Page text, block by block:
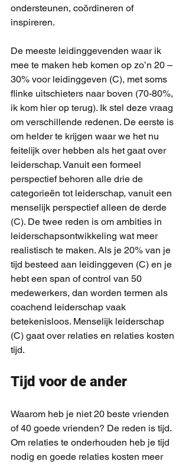
ondersteunen, coördineren of
inspireren.
De meeste leidinggevenden waar ik
mee te maken heb komen op zo’n 20 –
30% voor leidinggeven (C), met soms
flinke uitschieters naar boven (70-80%,
ik kom hier op terug). Ik stel deze vraag
om verschillende redenen. De eerste is
om helder te krijgen waar we het nu
feitelijk over hebben als het gaat over
leiderschap. Vanuit een formeel
perspectief behoren alle drie de
categorieën tot leiderschap, vanuit een
menselijk perspectief alleen de derde
(C). De twee reden is om ambities in
leiderschapsontwikkeling wat meer
realistisch te maken. Als je 20% van je
tijd besteed aan leidinggeven (C) en je
hebt een span of control van 50
medewerkers, dan worden termen als
coachend leiderschap vaak
betekenisloos. Menselijk leiderschap
(C) gaat over relaties en relaties kosten
tijd.
Tijd voor de ander
Waarom heb je niet 20 beste vrienden
of 40 goede vrienden? De reden is tijd.
Om relaties te onderhouden heb je tijd
nodig en goede relaties kosten meer